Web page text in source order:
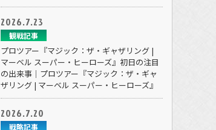
2026.7.23
観戦記事
プロツアー『マジック：ザ・ギャザリング |
マーベル スーパー・ヒーローズ』初日の注目
の出来事｜プロツアー『マジック：ザ・ギャ
ザリング | マーベル スーパー・ヒーローズ』
2026.7.20
戦略記事